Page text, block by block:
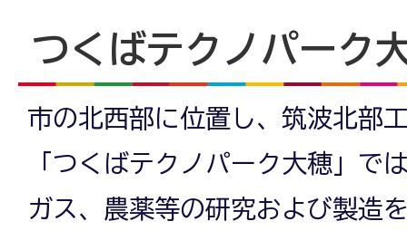
つくばテクノパーク
市の北西部に位置し、筑波北部
「つくばテクノパーク大穂」で
ガス、農薬等の研究および製造